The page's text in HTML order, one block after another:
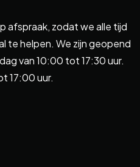
afspraak, zodat we alle tijd
te helpen. We zijn geopend
van 10:00 tot 17:30 uur.
17:00 uur.